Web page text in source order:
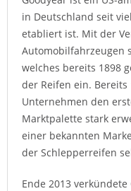
in Deutschland seit
etabliert ist. Mit der
Automobilfahrzeugen
welches bereits 1898
der Reifen ein.
Unternehmen den
Marktpalette stark
einer bekannten
der Schlepperreifen
Ende 2013